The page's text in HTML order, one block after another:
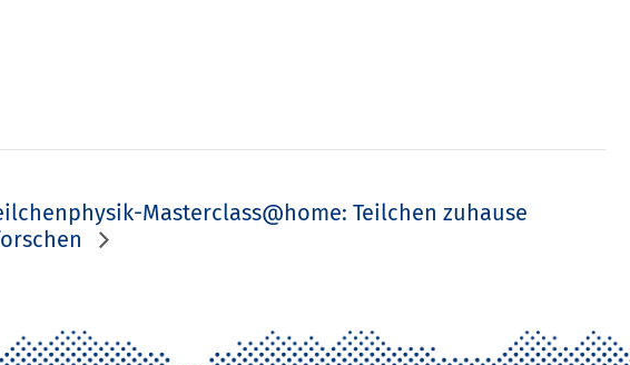
Masterclass@home: Teilchen zuhause